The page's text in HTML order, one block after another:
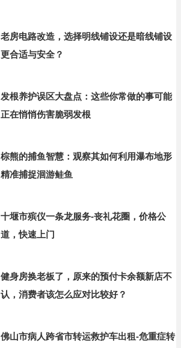
老房电路改造，选择明线铺设还是暗线铺设
更合适与安全？
发根养护误区大盘点：这些你常做的事可能
正在悄悄伤害脆弱发根
棕熊的捕鱼智慧：观察其如何利用瀑布地形
精准捕捉洄游鲑鱼
十堰市殡仪一条龙服务-丧礼花圈，价格公
道，快速上门
健身房换老板了，原来的预付卡余额新店不
认，消费者该怎么应对比较好？
佛山市病人跨省市转运救护车出租-危重症转